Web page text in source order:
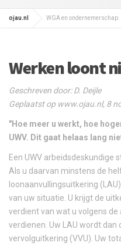
ojau.nl WGA en ondernemerschap
Werken loont
Geschreven door: D. Deijle
Geplaatst op www.ojau.nl, 8
"Hoe meer u werkt, hoe
UWV. Dit gaat helaas lang
Een UWV arbeidsdeskundige
Als u daarvan minstens de
loonaanvullingsuitkering
van uw situatie. U krijgt de
verdient van wat u volgens
verdienen. Uw LAU wordt
vervolguitkering (VVU). Uw